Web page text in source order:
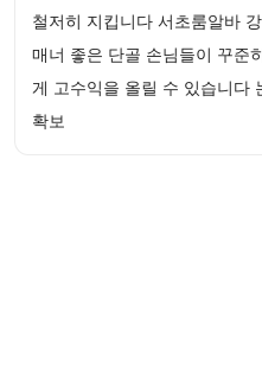
철저히 지킵니다 서초룸알바
매너 좋은 단골 손님들이 꾸준
게 고수익을 올릴 수 있습니다
확보